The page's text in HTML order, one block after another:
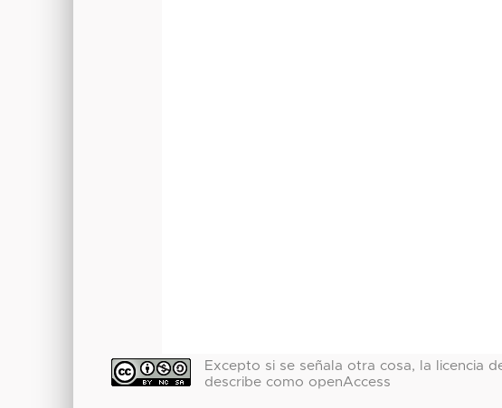
Excepto si se señala otra cosa, la licencia
describe como openAccess